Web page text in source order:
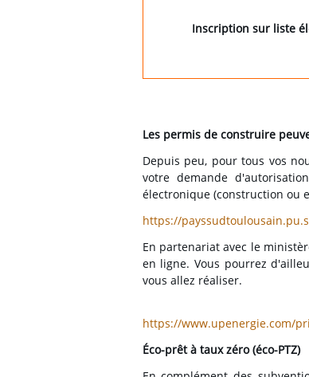
Inscription sur liste
Les permis de construire
Depuis peu, pour tous vos
votre demande
électronique (construction ou
https://
En partenariat avec le
en ligne. Vous pourrez
vous allez réaliser.
https://www.upenergie.com/
Éco-prêt à taux zéro (éco-PTZ)